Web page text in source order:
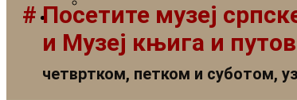
# Посетите музеј
и Музеј књига и
четвртком, петком и суботом,